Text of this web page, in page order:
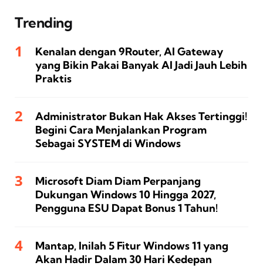
Trending
Kenalan dengan 9Router, AI Gateway
yang Bikin Pakai Banyak AI Jadi Jauh Lebih
Praktis
Administrator Bukan Hak Akses Tertinggi!
Begini Cara Menjalankan Program
Sebagai SYSTEM di Windows
Microsoft Diam Diam Perpanjang
Dukungan Windows 10 Hingga 2027,
Pengguna ESU Dapat Bonus 1 Tahun!
Mantap, Inilah 5 Fitur Windows 11 yang
Akan Hadir Dalam 30 Hari Kedepan